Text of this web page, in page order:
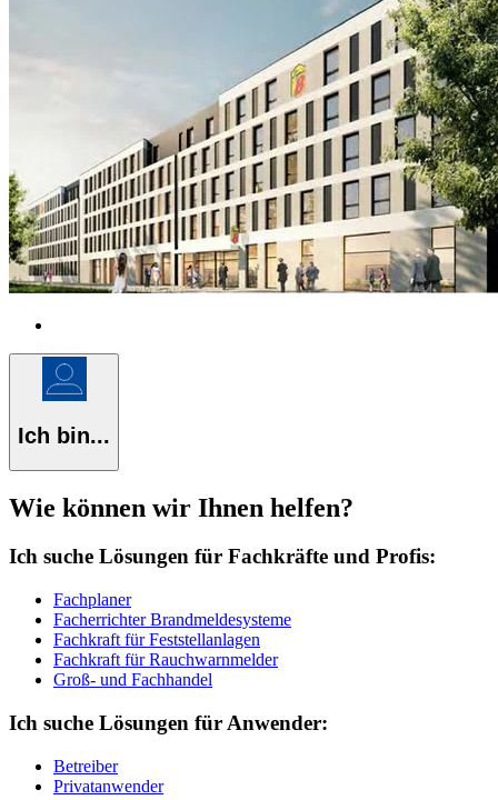
Ich bin...
Wie können wir Ihnen helfen?
Ich suche Lösungen für Fachkräfte und Profis:
Fachplaner
Facherrichter Brandmeldesysteme
Fachkraft für Feststellanlagen
Fachkraft für Rauchwarnmelder
Groß- und Fachhandel
Ich suche Lösungen für Anwender:
Betreiber
Privatanwender